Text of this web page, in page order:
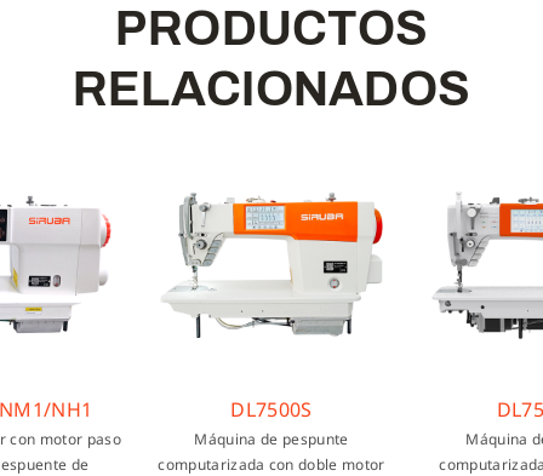
PRODUCTOS
RELACIONADOS
NH1
motor paso
de
DL7500S
Máquina de pespunte
computarizada con doble motor
Máquina de
computarizada